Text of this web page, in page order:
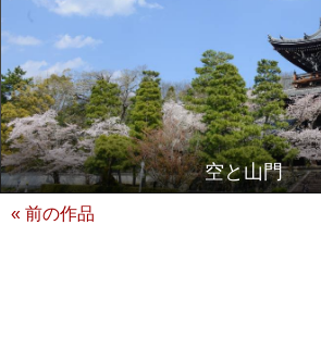
空と山門
« 前の作品